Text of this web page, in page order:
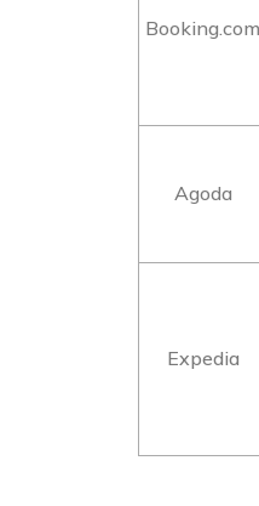
Booking.com
Agoda
Expedia